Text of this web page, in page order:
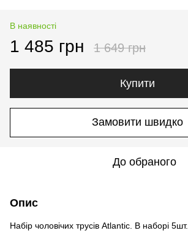
В наявності
1 485 грн 1 649 грн
Купити
Замовити швидко
До обраного
Опис
Набір чоловічих трусів Atlantic. В наборі 5шт.